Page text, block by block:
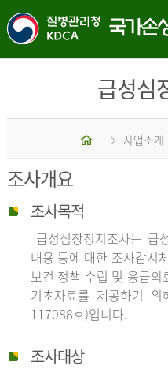
급성심
홈 사업소개
조사개요
조사목적
급성심장정지조사는 급
내용 등에 대한 조사감시
보건 정책 수립 및 응급
기초자료를 제공하기 위
117088호)입니다.
조사대상